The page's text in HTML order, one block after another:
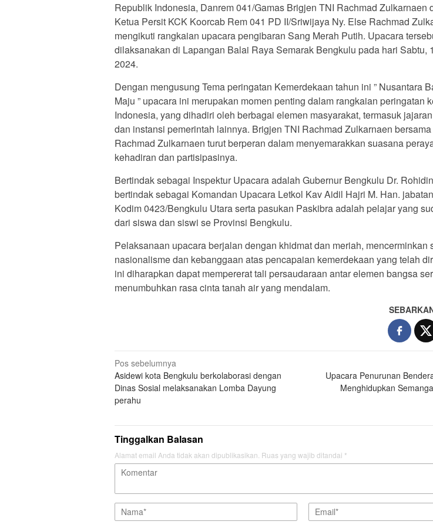
Republik Indonesia, Danrem 041/Gamas Brigjen TNI Rachmad Zulkarnaen
Ketua Persit KCK Koorcab Rem 041 PD II/Sriwijaya Ny. Else Rachmad
mengikuti rangkaian upacara pengibaran Sang Merah Putih. Upacara
dilaksanakan di Lapangan Balai Raya Semarak Bengkulu pada hari Sabtu,
2024.
Dengan mengusung Tema peringatan Kemerdekaan tahun ini ” Nusantara
Maju ” upacara ini merupakan momen penting dalam rangkaian peringatan
Indonesia, yang dihadiri oleh berbagai elemen masyarakat, termasuk
dan instansi pemerintah lainnya. Brigjen TNI Rachmad Zulkarnaen
Rachmad Zulkarnaen turut berperan dalam menyemarakkan suasana
kehadiran dan partisipasinya.
Bertindak sebagai Inspektur Upacara adalah Gubernur Bengkulu Dr.
bertindak sebagai Komandan Upacara Letkol Kav Aidil Hajri M. Han.
Kodim 0423/Bengkulu Utara serta pasukan Paskibra adalah pelajar yang
dari siswa dan siswi se Provinsi Bengkulu.
Pelaksanaan upacara berjalan dengan khidmat dan meriah, mencerminkan
nasionalisme dan kebanggaan atas pencapaian kemerdekaan yang telah
ini diharapkan dapat mempererat tali persaudaraan antar elemen bangsa
menumbuhkan rasa cinta tanah air yang mendalam.
Navigasi
pos
Pos sebelumnya
Asidewi kota Bengkulu berkolaborasi dengan
Dinas Sosial melaksanakan Lomba Dayung
perahu
Upacara Penurunan
Menghidupkan
Tinggalkan Balasan
Alamat email Anda tidak akan dipublikasikan. Ruas yang wajib ditandai *